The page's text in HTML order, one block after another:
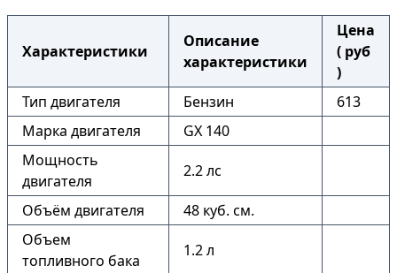
Характеристики
Описание
характеристики
Цена
( руб
)
Тип двигателя
Бензин
613
Марка двигателя
GX 140
Мощность
двигателя
2.2 лс
Объём двигателя
48 куб. см.
Объем
топливного бака
1.2 л